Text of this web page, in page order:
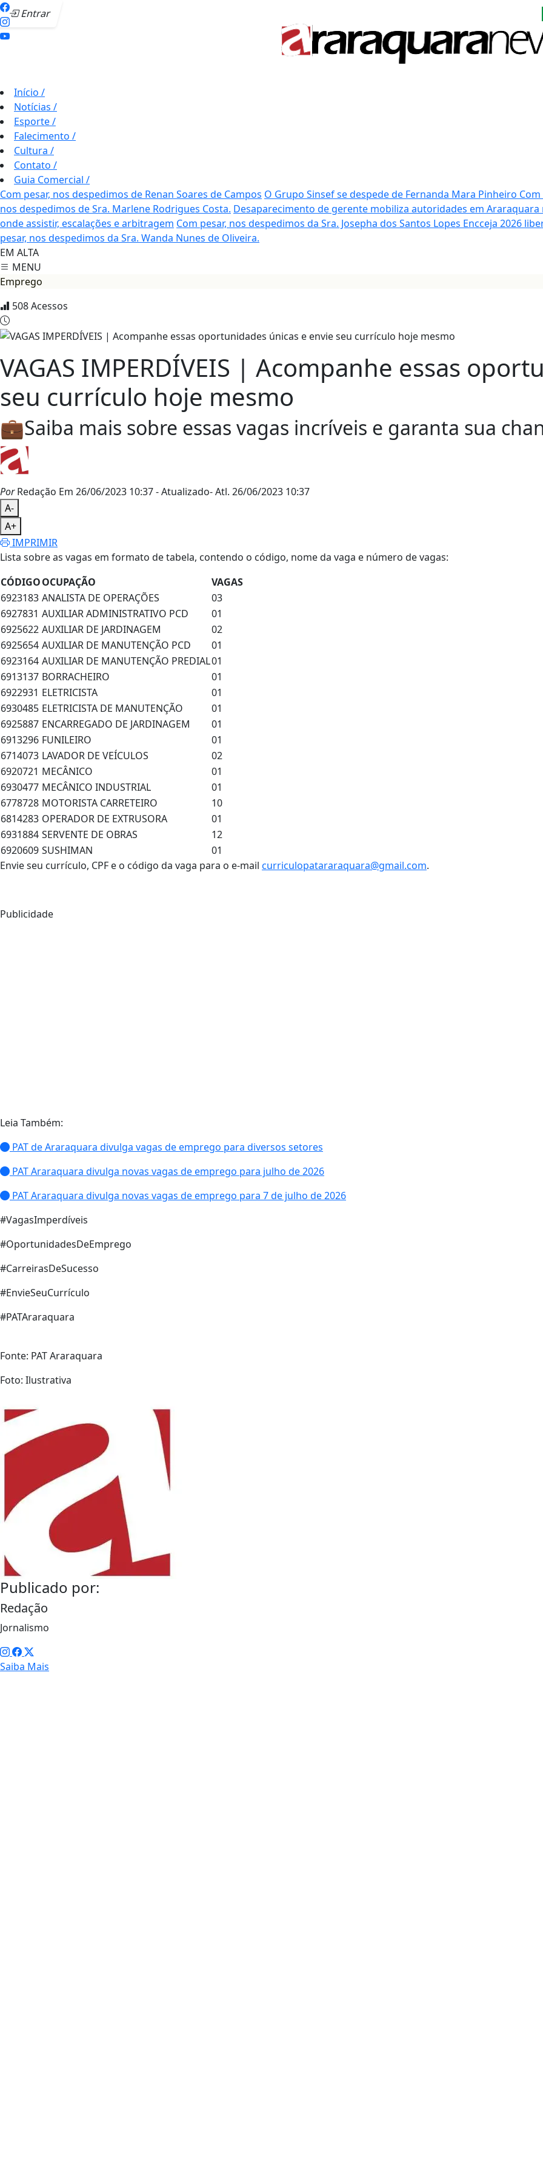
Entrar
Início /
Notícias /
Esporte/
Falecimento /
Cultura /
Contato /
Guia Comercial /
Com pesar, nos despedimos de Renan Soares de Campos O Grupo Sinsef se despede de Fernanda Mara Pinheiro
nos despedimos de Sra. Marlene Rodrigues Costa. Desaparecimento de gerente mobiliza autoridades em Araraquara
onde assistir, escalações e arbitragem Com pesar, nos despedimos da Sra. Josepha dos Santos Lopes Encceja 2026
pesar, nos despedimos da Sra. Wanda Nunes de Oliveira.
EM ALTA
MENU
Emprego
508Acessos
VAGAS IMPERDÍVEIS | Acompanhe essas
seu currículo hoje mesmo
💼Saiba mais sobre essas vagas incríveis e garanta sua
PorRedação Em 26/06/2023 10:37- Atualizado- Atl. 26/06/2023 10:37
A-
A+
IMPRIMIR
Lista sobre as vagas em formato de tabela, contendo o código, nome da vaga e número de vagas:
CÓDIGOOCUPAÇÃO
VAGAS
6923183 ANALISTA DE OPERAÇÕES
03
6927831 AUXILIAR ADMINISTRATIVO PCD
01
6925622 AUXILIAR DE JARDINAGEM
02
6925654 AUXILIAR DE MANUTENÇÃO PCD
01
6923164 AUXILIAR DE MANUTENÇÃO PREDIAL01
6913137 BORRACHEIRO
01
6922931 ELETRICISTA
01
6930485 ELETRICISTA DE MANUTENÇÃO
01
6925887 ENCARREGADO DE JARDINAGEM
01
6913296 FUNILEIRO
01
6714073 LAVADOR DE VEÍCULOS
02
6920721 MECÂNICO
01
6930477 MECÂNICO INDUSTRIAL
01
6778728 MOTORISTA CARRETEIRO
10
6814283 OPERADOR DE EXTRUSORA
01
6931884 SERVENTE DE OBRAS
12
6920609 SUSHIMAN
01
Envie seu currículo, CPF e o código da vaga para o e-mail curriculopatararaquara@gmail.com.
Publicidade
Leia Também:
PAT de Araraquara divulga vagas de emprego para diversos setores
PAT Araraquara divulga novas vagas de emprego para julho de 2026
PAT Araraquara divulga novas vagas de emprego para 7 de julho de 2026
#VagasImperdíveis
#OportunidadesDeEmprego
#CarreirasDeSucesso
#EnvieSeuCurrículo
#PATAraraquara
Fonte: PAT Araraquara
Foto: Ilustrativa
Publicado por:
Redação
Jornalismo
Saiba Mais